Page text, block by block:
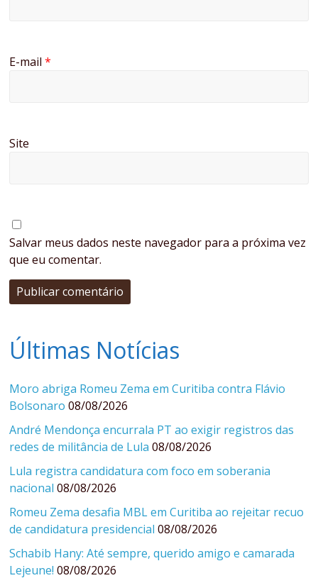
E-mail*
Site
Salvar meus dados neste navegador para a próxima vez
que eu comentar.
Últimas Notícias
Moro abriga Romeu Zema em Curitiba contra Flávio
Bolsonaro 08/08/2026
André Mendonça encurrala PT ao exigir registros das
redes de militância de Lula 08/08/2026
Lula registra candidatura com foco em soberania
nacional 08/08/2026
Romeu Zema desafia MBL em Curitiba ao rejeitar recuo
de candidatura presidencial 08/08/2026
Schabib Hany: Até sempre, querido amigo e camarada
Lejeune! 08/08/2026